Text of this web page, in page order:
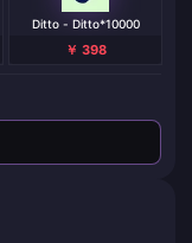
Ditto - Ditto*10000
￥ 398